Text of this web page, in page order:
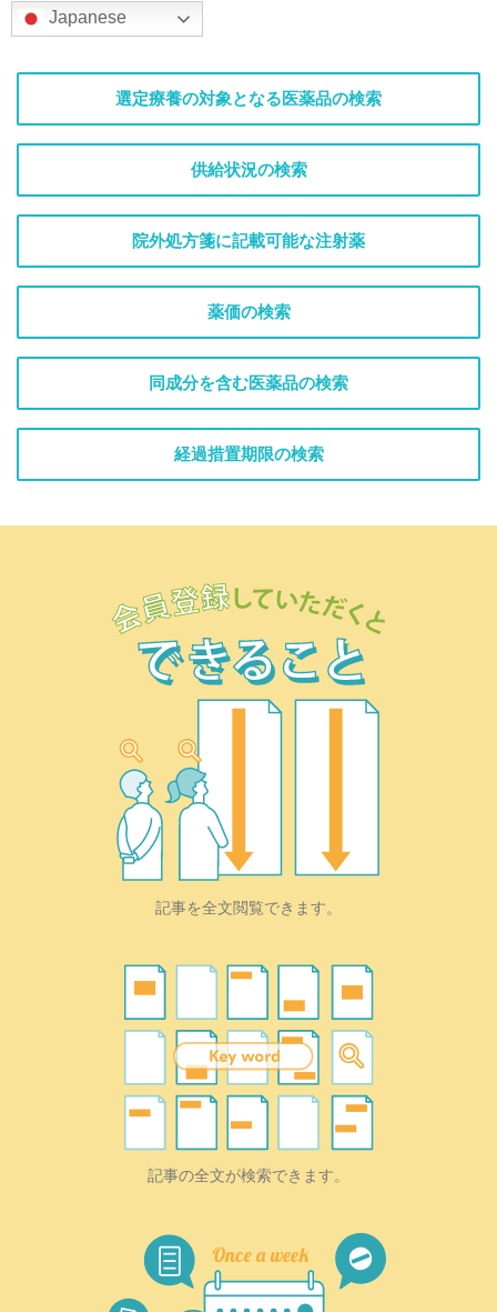
Japanese
選定療養の対象となる医薬品の検索
供給状況の検索
院外処方箋に記載可能な注射薬
薬価の検索
同成分を含む医薬品の検索
経過措置期限の検索
記事を全文閲覧できます。
記事の全文が検索できます。